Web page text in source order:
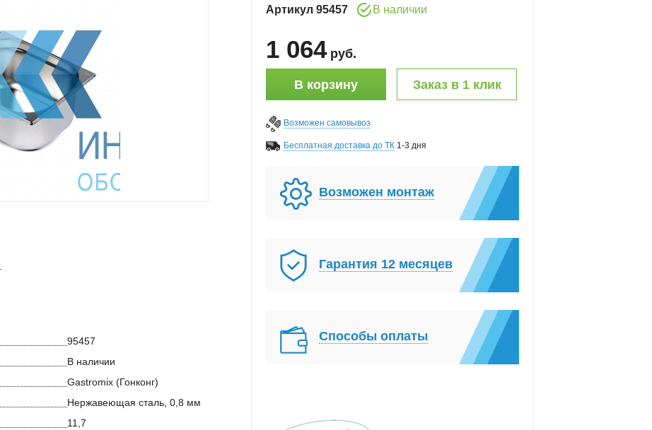
Артикул 95457 В наличии
1 064 руб.
В корзину Заказ в 1 клик
Возможен самовывоз
Бесплатная доставка до ТК 1-3 дня
Возможен монтаж
Гарантия 12 месяцев
Способы оплаты
95457
В наличии
Gastromix (Гонконг)
Нержавеющая сталь, 0,8 мм
11,7